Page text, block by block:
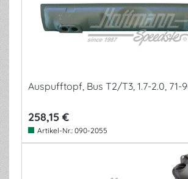
Auspufftopf, Bus T2/T3, 1.7-2.0, 71-
258,15 €
Artikel-Nr.: 090-2055